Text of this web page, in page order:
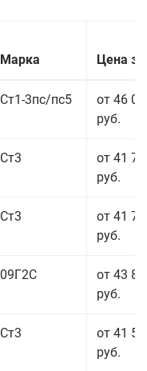
Марка Цена за
Ст1-3пс/пс5
от 46
руб.
Ст3
от 41
руб.
Ст3
от 41
руб.
09Г2С
от 43
руб.
Ст3
от 41
руб.